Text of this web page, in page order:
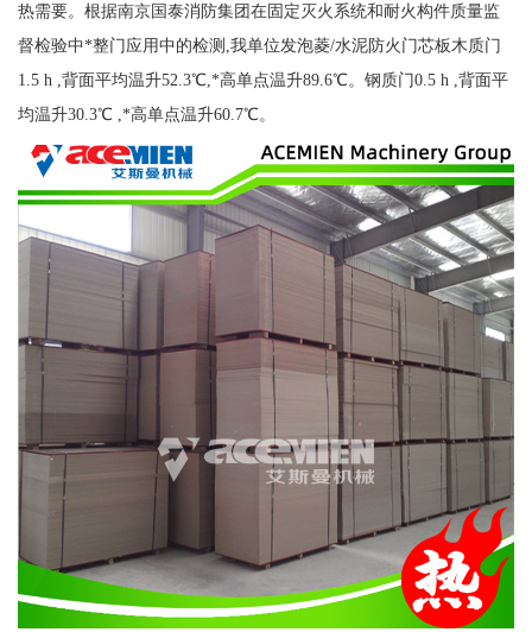
热需要。根据南京国泰消防集团在固定灭火系统和耐火构件质量监
督检验中*整门应用中的检测,我单位发泡菱/水泥防火门芯板木质门
1.5 h ,背面平均温升52.3℃,*高单点温升89.6℃。钢质门0.5 h ,背面平
均温升30.3℃ ,*高单点温升60.7℃。